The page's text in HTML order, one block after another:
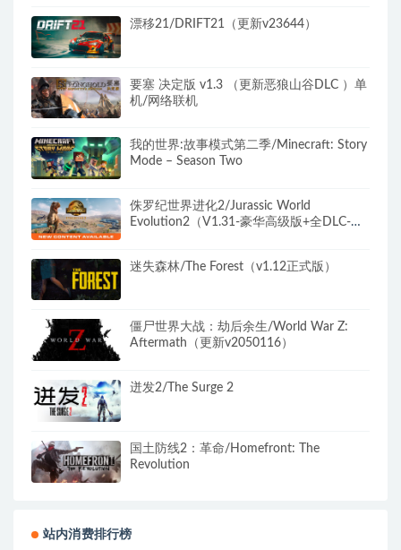
漂移21/DRIFT21（更新v23644）
要塞 决定版 v1.3 （更新恶狼山谷DLC ）单
机/网络联机
我的世界:故事模式第二季/Minecraft: Story
Mode – Season Two
侏罗纪世界进化2/Jurassic World
Evolution2（V1.31-豪华高级版+全DLC-中
迷失森林/The Forest（v1.12正式版）
僵尸世界大战：劫后余生/World War Z:
Aftermath（更新v2050116）
迸发2/The Surge 2
国土防线2：革命/Homefront: The
Revolution
站内消费排行榜